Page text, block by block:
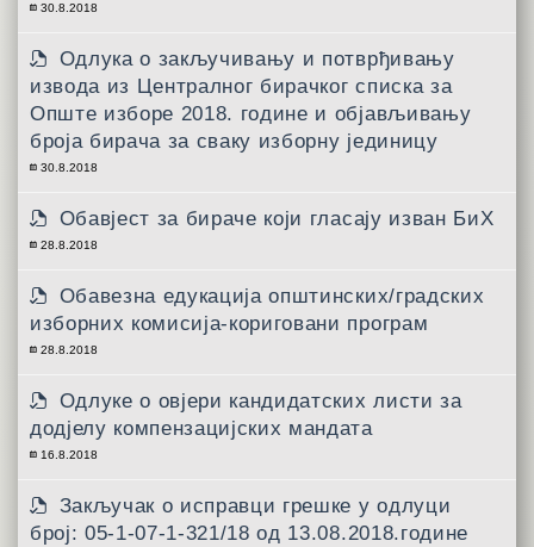
30.8.2018
Одлука о закључивању и потврђивању
извода из Централног бирачког списка за
Опште изборе 2018. године и објављивању
броја бирача за сваку изборну јединицу
30.8.2018
Обавјест за бираче који гласају изван БиХ
28.8.2018
Обавезна едукација општинских/градских
изборних комисија-кориговани програм
28.8.2018
Одлуке о овјери кандидатских листи за
додјелу компензацијских мандата
16.8.2018
Закључак о исправци грешке у одлуци
број: 05-1-07-1-321/18 од 13.08.2018.године